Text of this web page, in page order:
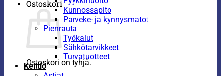
Ostoskori
Ostoskori on tyhjä.
Kunnossapito
Parveke- ja kynnysmatot
Pienrauta
Työkalut
Sähkötarvikkeet
Turvatuotteet
Keittiö